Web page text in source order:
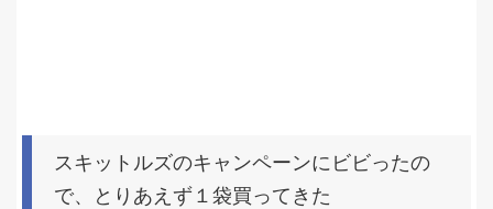
スキットルズのキャンペーンにビビったの
で、とりあえず１袋買ってきた